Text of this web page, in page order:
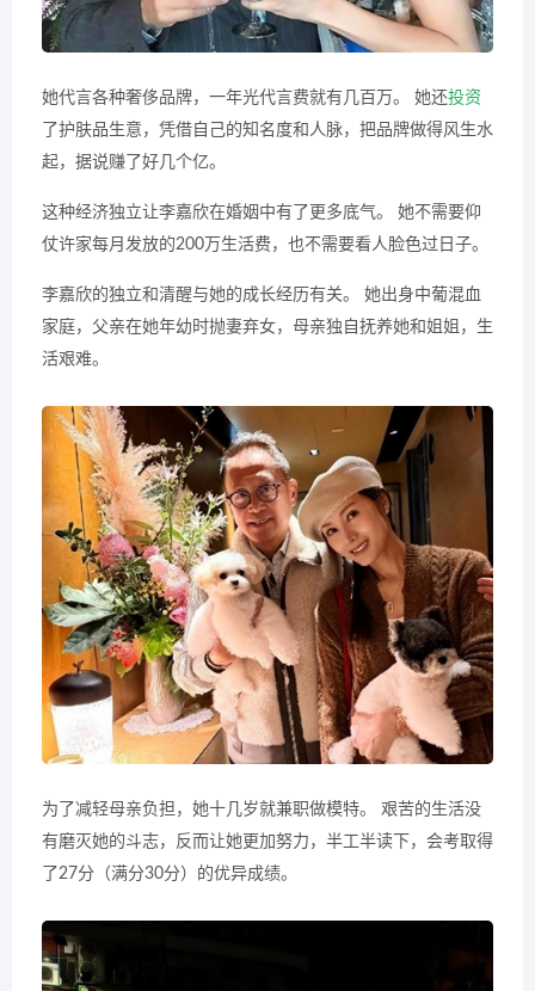
她代言各种奢侈品牌，一年光代言费就有几百万。 她还投资
了护肤品生意，凭借自己的知名度和人脉，把品牌做得风生水
起，据说赚了好几个亿。
这种经济独立让李嘉欣在婚姻中有了更多底气。 她不需要仰
仗许家每月发放的200万生活费，也不需要看人脸色过日子。
李嘉欣的独立和清醒与她的成长经历有关。 她出身中葡混血
家庭，父亲在她年幼时抛妻弃女，母亲独自抚养她和姐姐，生
活艰难。
为了减轻母亲负担，她十几岁就兼职做模特。 艰苦的生活没
有磨灭她的斗志，反而让她更加努力，半工半读下，会考取得
了27分（满分30分）的优异成绩。